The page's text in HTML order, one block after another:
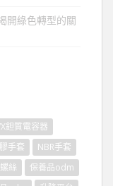
開綠色轉型的關
鉭質電容器
手套
NBR手套
絲
保養品odm